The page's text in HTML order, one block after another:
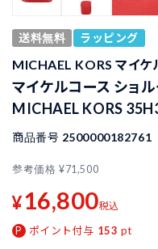
送料無料 ラッピング
MICHAEL KORS マイケ
マイケルコース ショ
MICHAEL KORS
商品番号 2500000182761
参考価格 ¥71,500
¥16,800税込
ポイント付与 153 pt